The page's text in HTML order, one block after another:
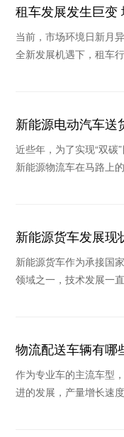
租车发展发生巨变
业
当前，市场环境日新月
全新发展机遇下，租车
新能源电动汽车送
司推荐哪个
近些年，为了实现“双碳
新能源物流车在马路上
新能源货车作为承接国
领域之一，技术发展一
物流配送车辆有哪
车
作为专业车的主流车型
进的发展，产量增长速